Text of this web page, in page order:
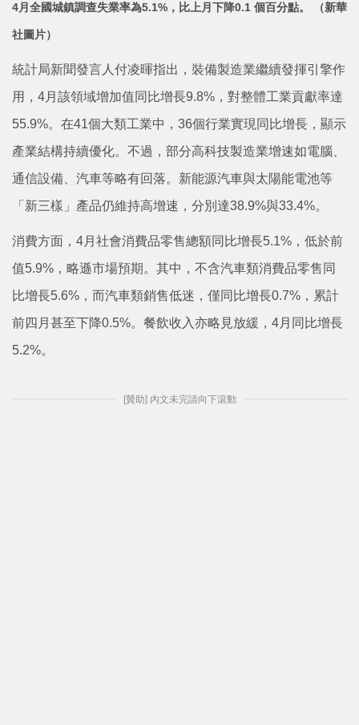
4月全國城鎮調查失業率為5.1%，比上月下降0.1 個百分點。 （新華
社圖片）
統計局新聞發言人付凌暉指出，裝備製造業繼續發揮引擎作
用，4月該領域增加值同比增長9.8%，對整體工業貢獻率達
55.9%。在41個大類工業中，36個行業實現同比增長，顯示
產業結構持續優化。不過，部分高科技製造業增速如電腦、
通信設備、汽車等略有回落。新能源汽車與太陽能電池等
「新三樣」產品仍維持高增速，分別達38.9%與33.4%。
消費方面，4月社會消費品零售總額同比增長5.1%，低於前
值5.9%，略遜市場預期。其中，不含汽車類消費品零售同
比增長5.6%，而汽車類銷售低迷，僅同比增長0.7%，累計
前四月甚至下降0.5%。餐飲收入亦略見放緩，4月同比增長
5.2%。
[贊助] 內文未完請向下滾動